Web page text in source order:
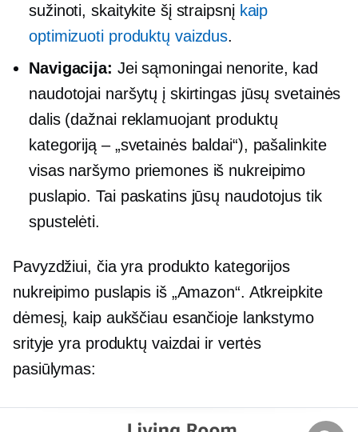
sužinoti, skaitykite šį straipsnį kaip
optimizuoti produktų vaizdus.
Navigacija: Jei sąmoningai nenorite, kad
naudotojai naršytų į skirtingas jūsų svetainės
dalis (dažnai reklamuojant produktų
kategoriją – „svetainės baldai“), pašalinkite
visas naršymo priemones iš nukreipimo
puslapio. Tai paskatins jūsų naudotojus tik
spustelėti.
Pavyzdžiui, čia yra produkto kategorijos
nukreipimo puslapis iš „Amazon“. Atkreipkite
dėmesį, kaip aukščiau esančioje lankstymo
srityje yra produktų vaizdai ir vertės
pasiūlymas: